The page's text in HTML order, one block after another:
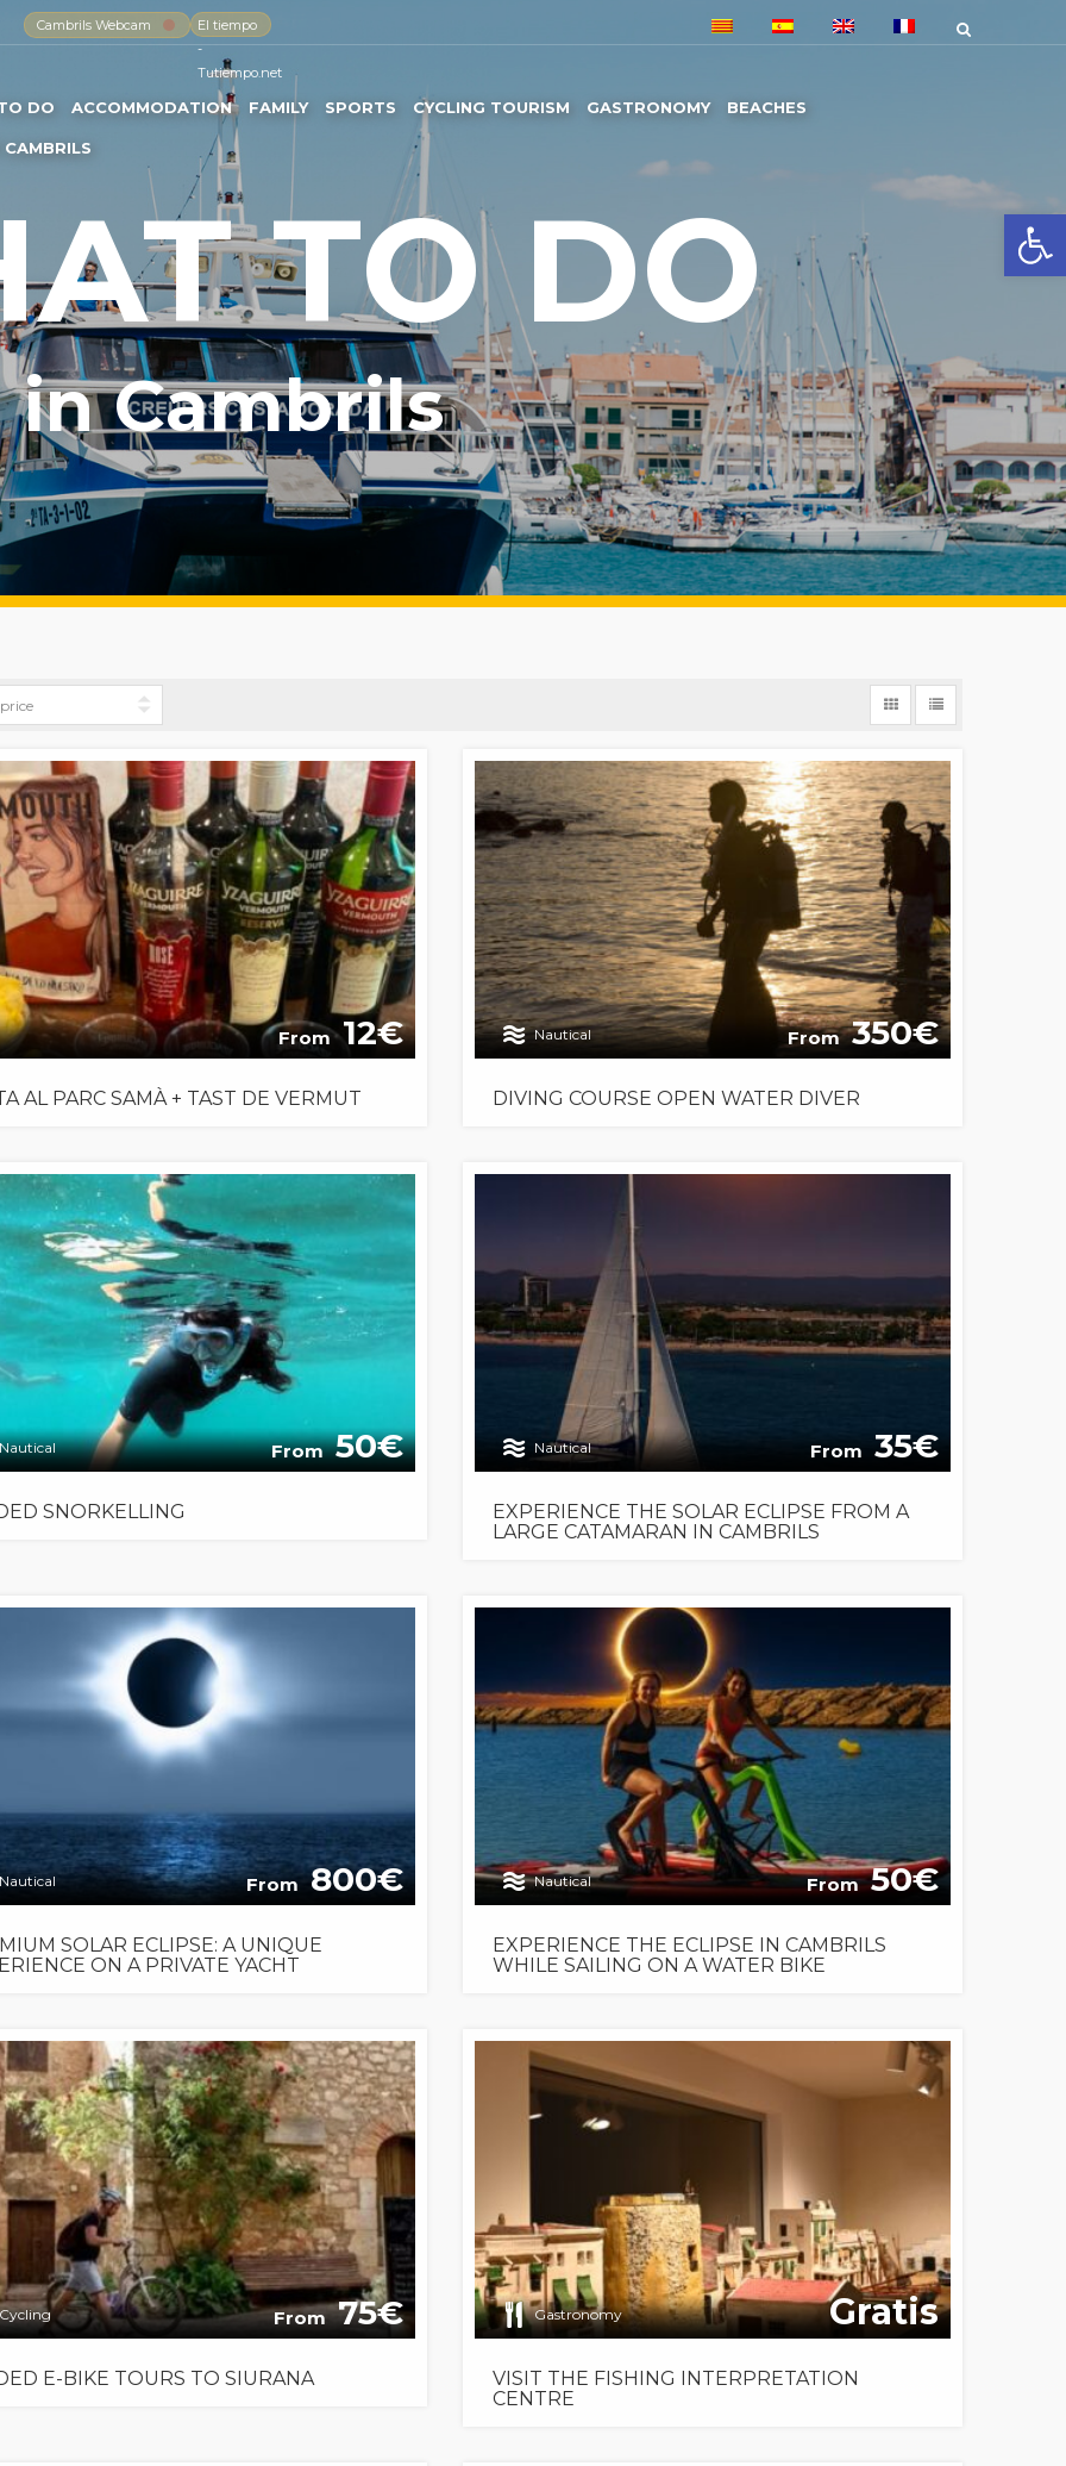
Cambrils Webcam
El tiempo
-
Tutiempo.net
DO ACCOMMODATION FAMILY SPORTS CYCLING TOURISM GASTRONOMY BEACHES
TO DO
in Cambrils
From 12
AL PARC SAMÀ + TAST DE VERMUT
Nautical From 350
DIVING COURSE OPEN WATER DIVER
Nautical From 50
SNORKELLING
Nautical From 35
EXPERIENCE THE SOLAR ECLIPSE FROM A
LARGE CATAMARAN IN CAMBRILS
Nautical From 800
SOLAR ECLIPSE: A UNIQUE
ON A PRIVATE YACHT
Nautical From 50
EXPERIENCE THE ECLIPSE IN CAMBRILS
WHILE SAILING ON A WATER BIKE
Cycling From 75
E-BIKE TOURS TO SIURANA
Gastronomy Gratis
VISIT THE FISHING INTERPRETATION
CENTRE